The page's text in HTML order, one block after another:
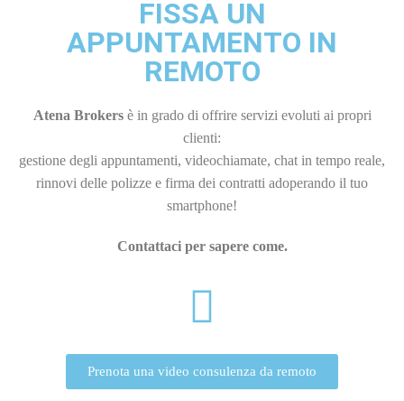
FISSA UN
APPUNTAMENTO IN
REMOTO
Atena Brokersè in grado di offrire servizi evoluti ai propri
clienti:
gestione degli appuntamenti, videochiamate, chat in tempo reale,
rinnovi delle polizze e firma dei contratti adoperando il tuo
smartphone!
Contattaci per sapere come.
Prenota una video consulenza da remoto